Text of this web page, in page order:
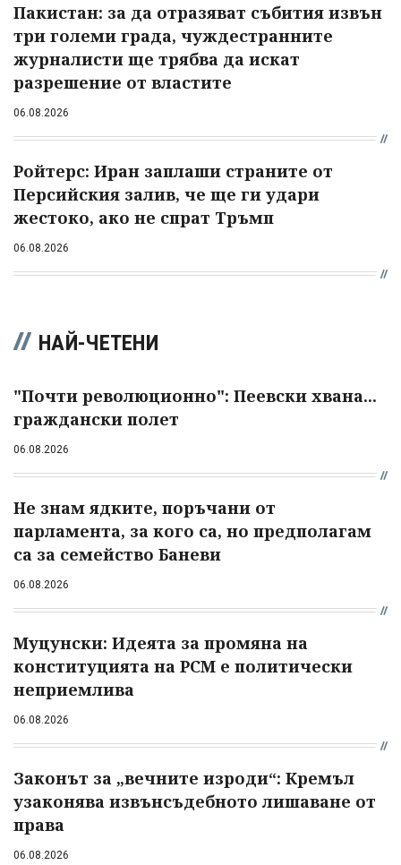
Пакистан: за да отразяват събития извън
три големи града, чуждестранните
журналисти ще трябва да искат
разрешение от властите
06.08.2026
Ройтерс: Иран заплаши страните от
Персийския залив, че ще ги удари
жестоко, ако не спрат Тръмп
06.08.2026
НАЙ-ЧЕТЕНИ
"Почти революционно": Пеевски хвана...
граждански полет
06.08.2026
Не знам ядките, поръчани от
парламента, за кого са, но предполагам
са за семейство Баневи
06.08.2026
Муцунски: Идеята за промяна на
конституцията на РСМ е политически
неприемлива
06.08.2026
Законът за „вечните изроди“: Кремъл
узаконява извънсъдебното лишаване от
права
06.08.2026